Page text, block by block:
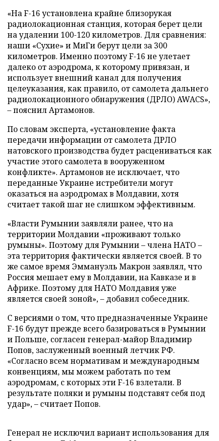
«На F-16 установлена крайне близорукая
радиолокационная станция, которая берет цели
на удалении 100-120 километров. Для сравнения:
наши «Сухие» и МиГи берут цели за 300
километров. Именно поэтому F-16 не улетает
далеко от аэродрома, к которому привязан, и
использует внешний канал для получения
целеуказания, как правило, от самолета дальнего
радиолокационного обнаружения (ДРЛО) AWACS»,
– пояснил Артамонов.
По словам эксперта, «установление факта
передачи информации от самолета ДРЛО
натовского производства будет расцениваться как
участие этого самолета в вооруженном
конфликте». Артамонов не исключает, что
переданные Украине истребители могут
оказаться на аэродромах в Молдавии, хотя
считает такой шаг не слишком эффективным.
«Власти Румынии заявляли ранее, что на
территории Молдавии «проживают только
румыны». Поэтому для Румынии – члена НАТО –
эта территория фактически является своей. В то
же самое время Эммануэль Макрон заявлял, что
Россия мешает ему в Молдавии, на Кавказе и в
Африке. Поэтому для НАТО Молдавия уже
является своей зоной», – добавил собеседник.
С версиями о том, что предназначенные Украине
F-16 будут прежде всего базироваться в Румынии
и Польше, согласен генерал-майор Владимир
Попов, заслуженный военный летчик РФ.
«Согласно всем нормативам и международным
конвенциям, мы можем работать по тем
аэродромам, с которых эти F-16 взлетали. В
результате поляки и румыны подставят себя под
удар», – считает Попов.
Генерал не исключил вариант использования для